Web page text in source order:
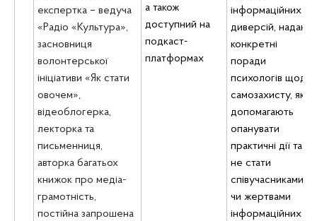
експертка – ведуча
«Радіо «Культура»,
засновниця
волонтерської
ініціативи «Як стати
овочем»,
відеоблогерка,
лекторка та
письменниця,
авторка багатьох
книжок про медіа-
грамотність,
постійна запрошена
а також
доступний на
подкаст-
платформах
інформаційних
диверсій, надано
конкретні
поради
психологів щодо
самозахисту, які
допомагають
опанувати
практичні дії та
не стати
співучасниками
чи жертвами
інформаційних